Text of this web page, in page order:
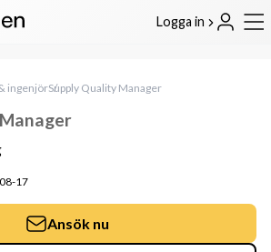
Logga in
ingenjörSupply Quality Manager
17
Ansök nu